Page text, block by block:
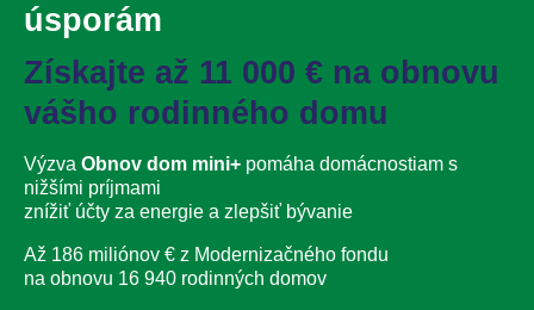
úsporám
Získajte až 11 000 € na obnovu
vášho rodinného domu
Výzva Obnov dom mini+ pomáha domácnostiam s
nižšími príjmami
znížiť účty za energie a zlepšiť bývanie
Až 186 miliónov € z Modernizačného fondu
na obnovu 16 940 rodinných domov